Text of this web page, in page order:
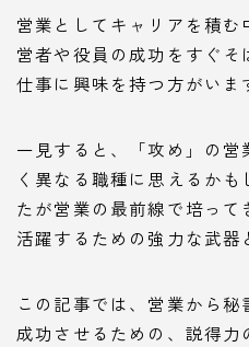
営業としてキャリアを積
営者や役員の成功をすぐそ
仕事に興味を持つ方がいま
一見すると、「攻め」の
く異なる職種に思えるか
たが営業の最前線で培っ
活躍するための強力な武器
この記事では、営業から
成功させるための、説得